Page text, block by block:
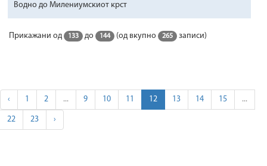
Водно до Милениумскиот крст
Прикажани од 133 до 144 (од вкупно 265 записи)
‹ 1 2 ... 9 10 11 12 13 14 15 ...
22 23 ›